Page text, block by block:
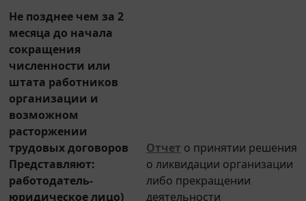
Не позднее чем за 2
месяца до начала
сокращения
численности или
штата работников
организации и
возможном
расторжении
трудовых договоров
Представляют:
работодатель-
юридическое лицо)
Отчет
о ликвидации организации
либо прекращении
деятельности